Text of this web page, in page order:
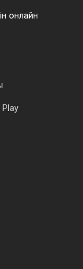
онлайн